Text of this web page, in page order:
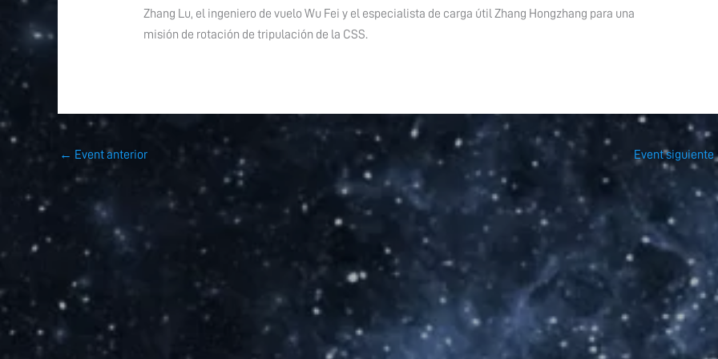
Zhang Lu, el ingeniero de vuelo Wu Fei y el especialista de carga útil Zhang Hongzhang para una
misión de rotación de tripulación de la CSS.
← Event anterior Event siguiente